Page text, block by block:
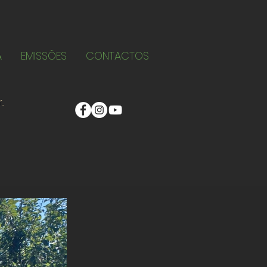
EMISSÕES CONTACTOS